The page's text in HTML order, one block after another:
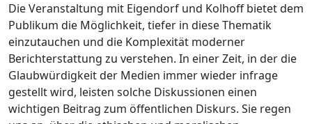
Die Veranstaltung mit Eigendorf und Kolhoff bietet dem
Publikum die Möglichkeit, tiefer in diese Thematik
einzutauchen und die Komplexität moderner
Berichterstattung zu verstehen. In einer Zeit, in der die
Glaubwürdigkeit der Medien immer wieder infrage
gestellt wird, leisten solche Diskussionen einen
wichtigen Beitrag zum öffentlichen Diskurs. Sie regen